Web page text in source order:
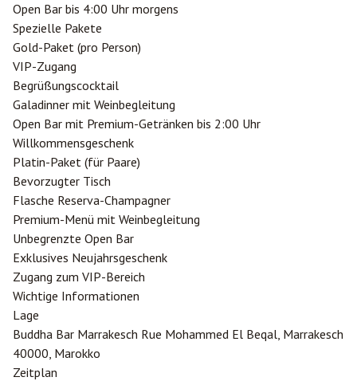
Open Bar bis 4:00 Uhr morgens
Spezielle Pakete
Gold-Paket (pro Person)
VIP-Zugang
Begrüßungscocktail
Galadinner mit Weinbegleitung
Open Bar mit Premium-Getränken bis 2:00 Uhr
Willkommensgeschenk
Platin-Paket (für Paare)
Bevorzugter Tisch
Flasche Reserva-Champagner
Premium-Menü mit Weinbegleitung
Unbegrenzte Open Bar
Exklusives Neujahrsgeschenk
Zugang zum VIP-Bereich
Wichtige Informationen
Lage
Buddha Bar Marrakesch Rue Mohammed El Beqal, Marrakesch
40000, Marokko
Zeitplan